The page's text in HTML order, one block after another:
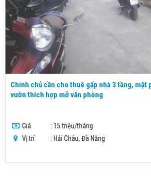
Chính chủ cần cho thuê gấp nhà 3 tầng, mặt
vườn thích hợp mở văn phòng
Giá
: 15 triệu/tháng
Vị trí
: Hải Châu, Đà Nẵng